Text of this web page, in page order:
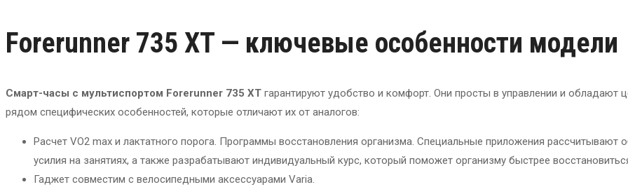
Forerunner 735 XT — ключевые особенности модели
Смарт-часы с мультиспортом Forerunner 735 XT гарантируют удобство и комфорт. Они просты в управлении и обладают
рядом специфических особенностей, которые отличают их от аналогов:
Расчет VO2 max и лактатного порога. Программы восстановления организма. Специальные приложения рассчитывают
усилия на занятиях, а также разрабатывают индивидуальный курс, который поможет организму быстрее
Гаджет совместим с велосипедными аксессуарами Varia.